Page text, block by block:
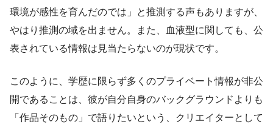
環境が感性を育んだのでは」と推測する声もありますが、
やはり推測の域を出ません。また、血液型に関しても、公
表されている情報は見当たらないのが現状です。
このように、学歴に限らず多くのプライベート情報が非公
開であることは、彼が自分自身のバックグラウンドよりも
「作品そのもの」で語りたいという、クリエイターとして